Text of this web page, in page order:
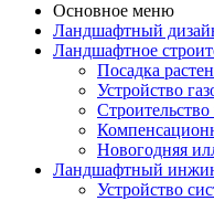
Основное меню
Ландшафтный
Ландшафтное
Посадка
Устройство
Новогодняя
Ландшафтный
Устройство